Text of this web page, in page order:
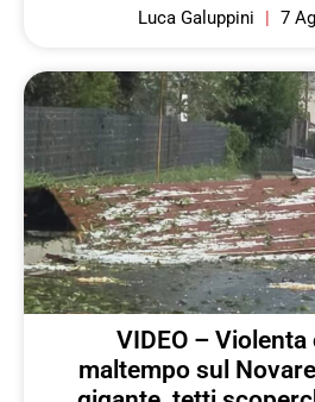
Luca Galuppini 7
VIDEO –
maltempo sul